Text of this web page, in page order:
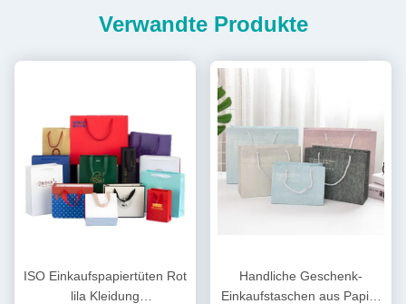
Verwandte Produkte
ISO Einkaufspapiertüten Rot
lila Kleidung
Handliche Geschenk-
Einkaufstaschen aus Papier